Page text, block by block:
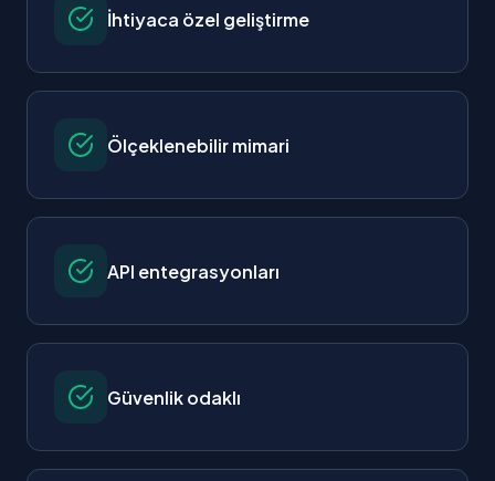
İhtiyaca özel geliştirme
Ölçeklenebilir mimari
API entegrasyonları
Güvenlik odaklı